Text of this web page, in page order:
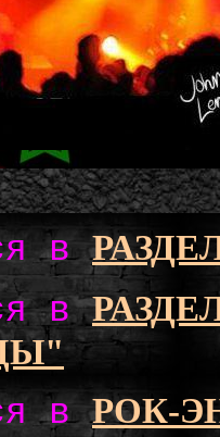
в
в
вРОК-